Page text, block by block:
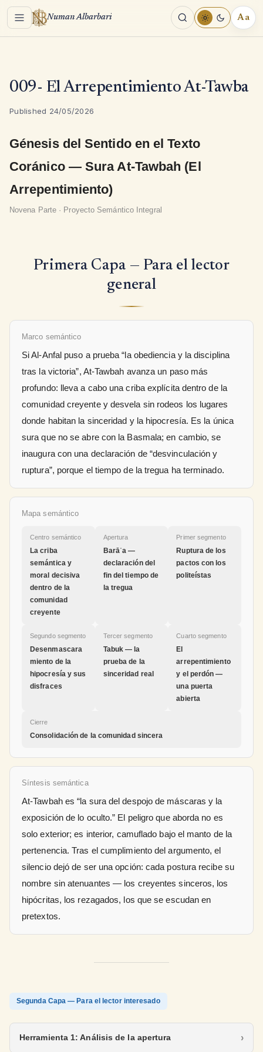
Menu Numan Albarbari Aa
009- El Arrepentimiento At-Tawba
Published 24/05/2026
Génesis del Sentido en el Texto
Coránico — Sura At-Tawbah (El
Arrepentimiento)
Novena Parte · Proyecto Semántico Integral
Primera Capa — Para el lector
general
Marco semántico
Si Al-Anfal puso a prueba “la obediencia y la disciplina
tras la victoria”, At-Tawbah avanza un paso más
profundo: lleva a cabo una criba explícita dentro de la
comunidad creyente y desvela sin rodeos los lugares
donde habitan la sinceridad y la hipocresía. Es la única
sura que no se abre con la Basmala; en cambio, se
inaugura con una declaración de “desvinculación y
ruptura”, porque el tiempo de la tregua ha terminado.
Mapa semántico
Centro semántico
La criba
semántica y
moral decisiva
dentro de la
comunidad
creyente
Apertura
Barāʾa —
declaración del
fin del tiempo de
la tregua
Primer segmento
Ruptura de los
pactos con los
politeístas
Segundo segmento
Desenmascara
miento de la
hipocresía y sus
disfraces
Tercer segmento
Tabuk — la
prueba de la
sinceridad real
Cuarto segmento
El
arrepentimiento
y el perdón —
una puerta
abierta
Cierre
Consolidación de la comunidad sincera
Síntesis semántica
At-Tawbah es “la sura del despojo de máscaras y la
exposición de lo oculto.” El peligro que aborda no es
solo exterior; es interior, camuflado bajo el manto de la
pertenencia. Tras el cumplimiento del argumento, el
silencio dejó de ser una opción: cada postura recibe su
nombre sin atenuantes — los creyentes sinceros, los
hipócritas, los rezagados, los que se escudan en
pretextos.
Segunda Capa — Para el lector interesado
Herramienta 1: Análisis de la apertura